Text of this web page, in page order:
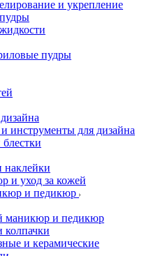
и укрепление
пудры
инструменты для дизайна
наклейки
и уход за кожей
и педикюр
маникюр и педикюр
колпачки
и керамические